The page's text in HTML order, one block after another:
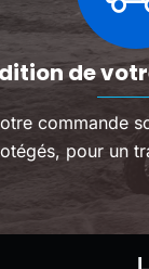
de
commande
pour un